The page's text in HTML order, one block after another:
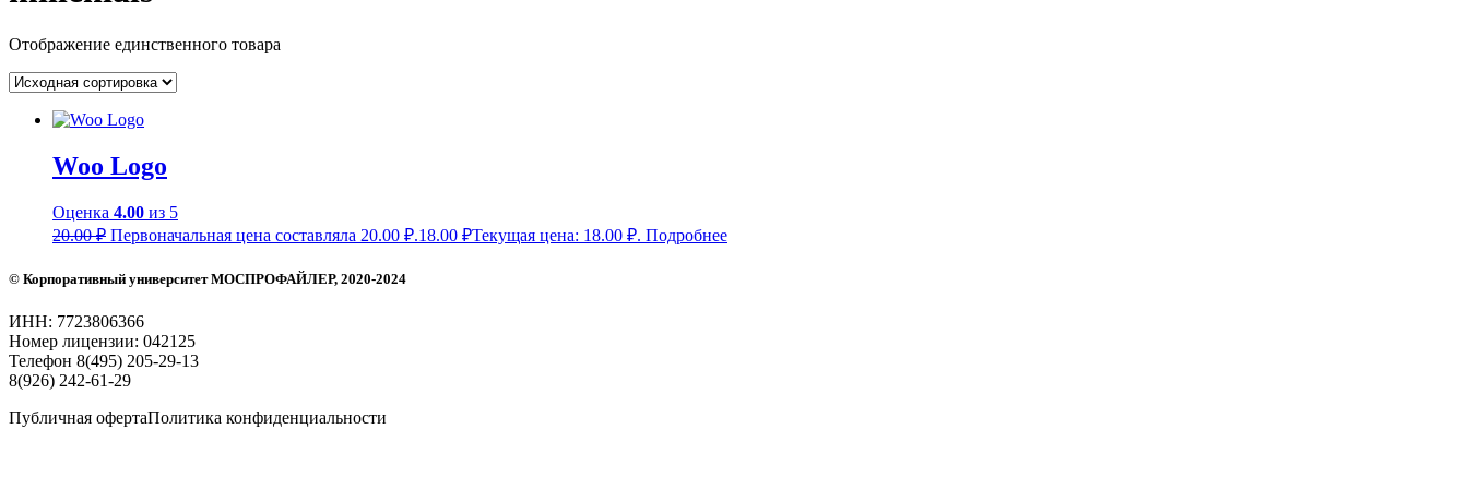
Отображение единственного товара
Woo Logo
Оценка 4.00 из 5
20.00₽ Первоначальная цена составляла 20.00 ₽.18.00 ₽Текущая цена: 18.00 ₽. Подробнее
© Корпоративный университетМОСПРОФАЙЛЕР, 2020-2024
ИНН: 7723806366
Номер лицензии: 042125
Телефон 8(495) 205-29-13
8(926) 242-61-29
Публичная офертаПолитика конфиденциальности